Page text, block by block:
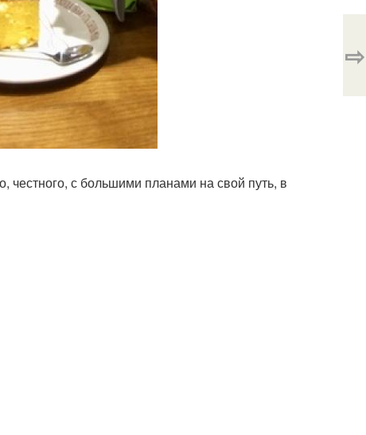
с большими планами на свой путь, в
⇨